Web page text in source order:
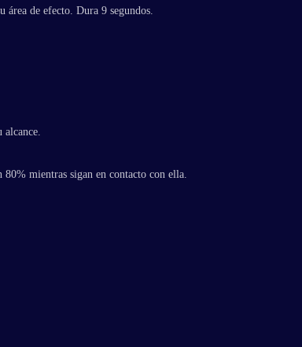
área de efecto. Dura 9 segundos.
alcance.
mientras sigan en contacto con ella.